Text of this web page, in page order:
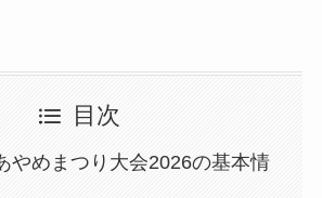
目次
やめまつり大会2026の基本情